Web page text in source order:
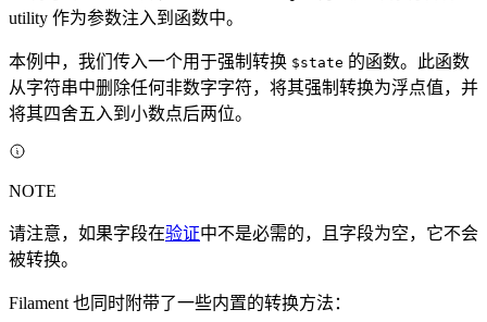
utility 作为参数注入到函数中。
本例中，我们传入一个用于强制转换 $state 的函数。此函数
从字符串中删除任何非数字字符，将其强制转换为浮点值，并
将其四舍五入到小数点后两位。
NOTE
请注意，如果字段在验证中不是必需的，且字段为空，它不会
被转换。
Filament 也同时附带了一些内置的转换方法：